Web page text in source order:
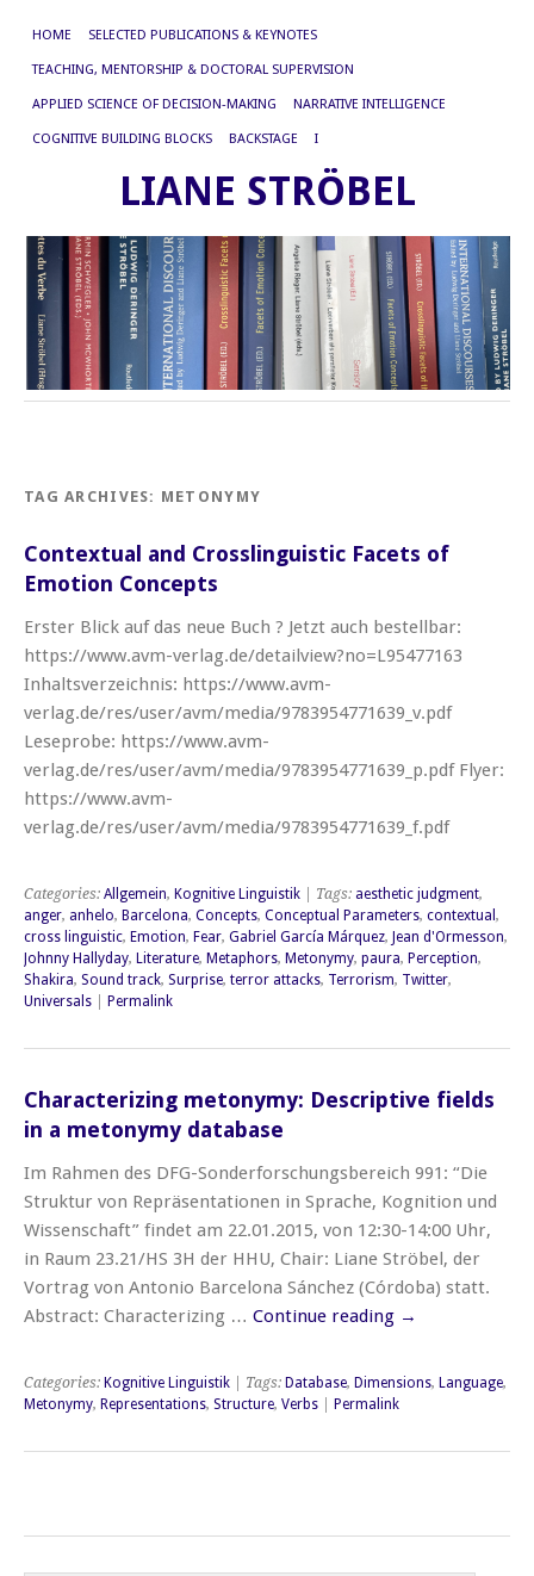
HOME SELECTED PUBLICATIONS & KEYNOTES
TEACHING, MENTORSHIP & DOCTORAL SUPERVISION
APPLIED SCIENCE OF DECISION-MAKING NARRATIVE INTELLIGENCE
COGNITIVE BUILDING BLOCKS BACKSTAGE I
LIANE STRÖBEL
TAG ARCHIVES: METONYMY
Contextual and Crosslinguistic Facets of
Emotion Concepts
Erster Blick auf das neue Buch ? Jetzt auch bestellbar:
https://www.avm-verlag.de/detailview?no=L95477163
Inhaltsverzeichnis: https://www.avm-
verlag.de/res/user/avm/media/9783954771639_v.pdf
Leseprobe: https://www.avm-
verlag.de/res/user/avm/media/9783954771639_p.pdf Flyer:
https://www.avm-
verlag.de/res/user/avm/media/9783954771639_f.pdf
Categories: Allgemein, Kognitive Linguistik | Tags: aesthetic judgment,
anger, anhelo, Barcelona, Concepts, Conceptual Parameters, contextual ,
cross linguistic, Emotion, Fear, Gabriel García Márquez, Jean d'Ormesson,
Johnny Hallyday, Literature, Metaphors, Metonymy, paura, Perception,
Shakira, Sound track, Surprise, terror attacks, Terrorism, Twitter,
Universals
Permalink
Characterizing metonymy: Descriptive fields
in a metonymy database
Im Rahmen des DFG-Sonderforschungsbereich 991: “Die
Struktur von Repräsentationen in Sprache, Kognition und
Wissenschaft” findet am 22.01.2015, von 12:30-14:00 Uhr,
in Raum 23.21/HS 3H der HHU, Chair: Liane Ströbel, der
Vortrag von Antonio Barcelona Sánchez (Córdoba) statt.
Abstract: Characterizing … Continue reading →
Categories: Kognitive Linguistik | Tags: Database, Dimensions, Language,
Metonymy, Representations, Structure, Verbs Permalink